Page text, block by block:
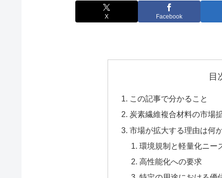
X Facebook
目
この記事で分かること
炭素繊維複合材料の市場
市場が拡大する理由は何
環境規制と軽量化ニー
高性能化への要求